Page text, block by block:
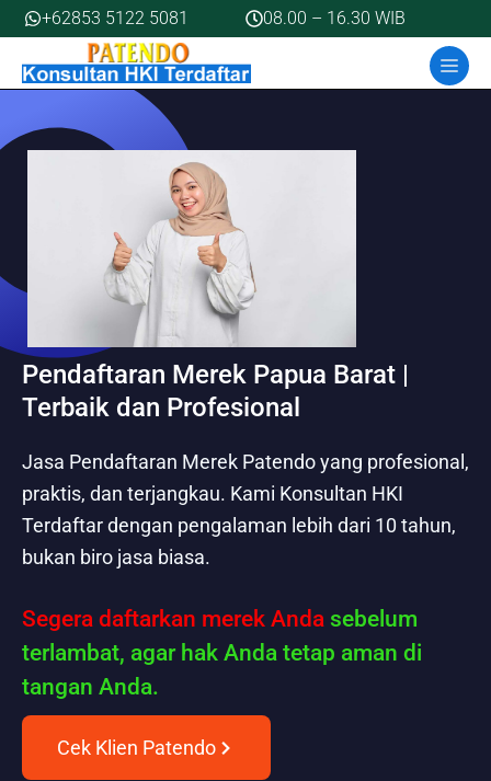
Skip
to
content
+62853 5122 5081 08.00 – 16.30 WIB
Pendaftaran Merek Papua Barat |
Terbaik dan Profesional
Jasa Pendaftaran Merek Patendo yang profesional,
praktis, dan terjangkau. Kami Konsultan HKI
Terdaftar dengan pengalaman lebih dari 10 tahun,
bukan biro jasa biasa.
Segera daftarkan merek Anda sebelum
terlambat, agar hak Anda tetap aman di
tangan Anda.
Cek Klien Patendo